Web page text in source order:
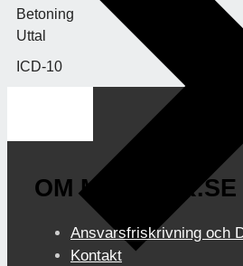
Betoning
Uttal
ICD-10
OM MEDIBOK.SE
Ansvarsfriskrivning och
Kontakt